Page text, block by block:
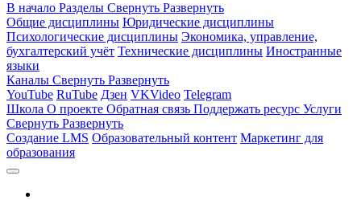
В начало Разделы Свернуть Развернуть
Общие дисциплины Юридические дисциплины
Психологические дисциплины Экономика, управление,
бухгалтерский учёт Технические дисциплины Иностранные
языки
Каналы Свернуть Развернуть
YouTube RuTube Дзен VKVideo Telegram
Школа О проекте Обратная связь Поддержать ресурс Услуги
Свернуть Развернуть
Создание LMS Образовательный контент Маркетинг для
образования